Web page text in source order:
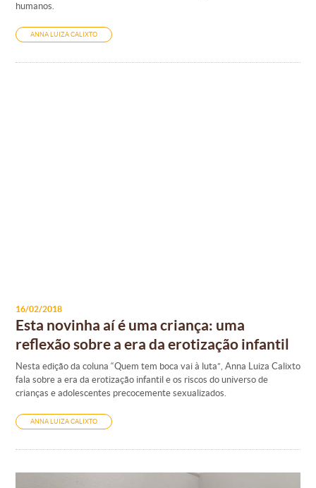
humanos.
ANNA LUIZA CALIXTO
16/02/2018
Esta novinha aí é uma criança: uma
reflexão sobre a era da erotização infantil
Nesta edição da coluna “Quem tem boca vai à luta”, Anna Luiza Calixto
fala sobre a era da erotização infantil e os riscos do universo de
crianças e adolescentes precocemente sexualizados.
ANNA LUIZA CALIXTO